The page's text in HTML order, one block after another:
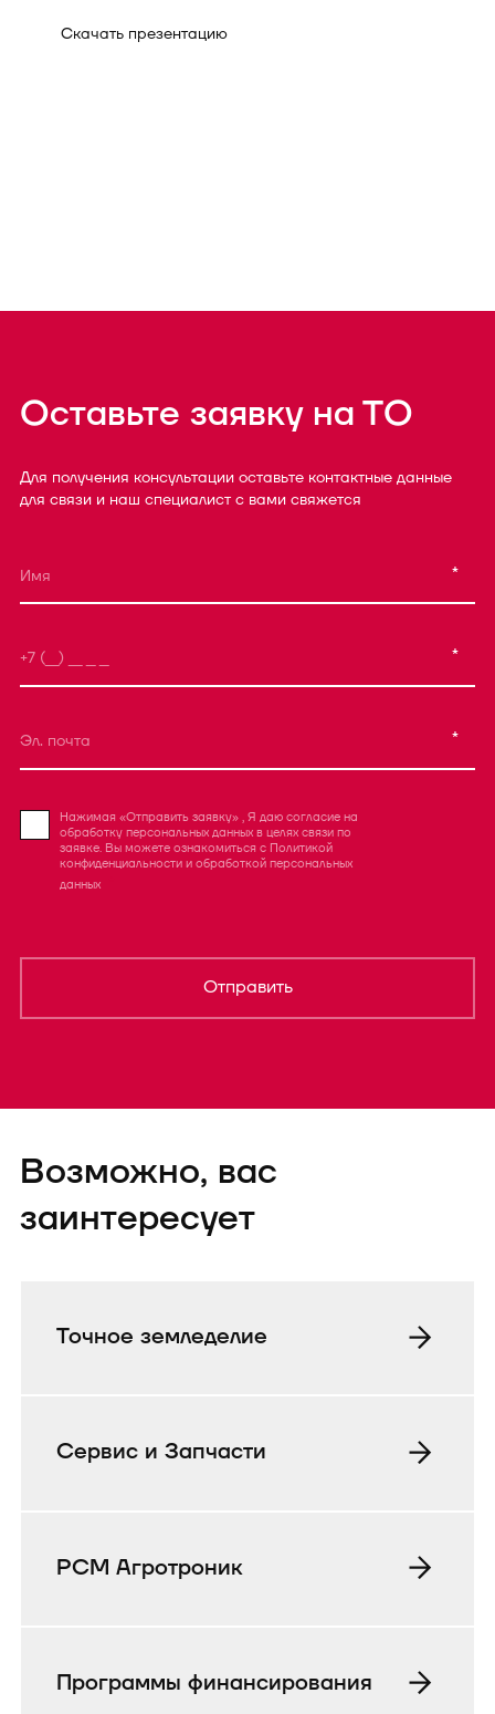
Скачать презентацию
Оставьте заявку на ТО
Для получения консультации оставьте контактные данные
для связи и наш специалист с вами свяжется
*
*
*
Нажимая «Отправить заявку» , Я даю согласие на
обработку персональных данных в целях связи по
заявке. Вы можете ознакомиться с Политикой
конфиденциальности и обработкой персональных
данных
Отправить
отправленаTEST
Возможно, вас
заинтересует
Точное земледелие
Сервис и Запчасти
РСМ Агротроник
Программы финансирования